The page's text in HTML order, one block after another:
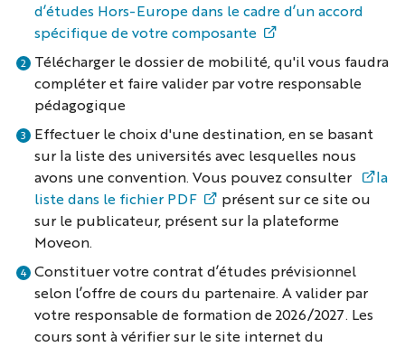
d’études Hors-Europe dans le cadre d’un accord
spécifique de votre composante
Télécharger le dossier de mobilité, qu'il vous faudra
compléter et faire valider par votre responsable
pédagogique
Effectuer le choix d'une destination, en se basant
sur la liste des universités avec lesquelles nous
avons une convention. Vous pouvez consulter
la
liste dans le fichier PDF
présent sur ce site ou
sur le publicateur, présent sur la plateforme
Moveon.
Constituer votre contrat d’études prévisionnel
selon l’offre de cours du partenaire. A valider par
votre responsable de formation de 2026/2027. Les
cours sont à vérifier sur le site internet du